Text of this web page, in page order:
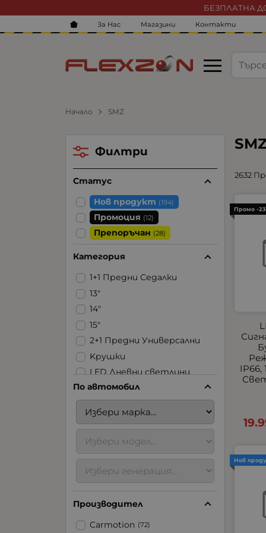
БЕЗПЛАТНА
За Нас Магазини Контакти
Начало SMZ
2632
IP66,
Промо -
Нов
Филтри
Статус
Нов продукт (194)
Промоция (12)
Препоръчан (28)
Категория
1+1 Предни Седалки
13"
14"
15"
2+1 Предни Универсални
Kрушки
LED Дневни светлини
LED Ленти
LED Стопове
LED Фарове | Халогени |
Задна светлина
LED Халогени
USB
Аксесоари за ремаркета
Аксесоари за
тротинетки
Блицове
По автомобил
Производител
Carmotion (72)